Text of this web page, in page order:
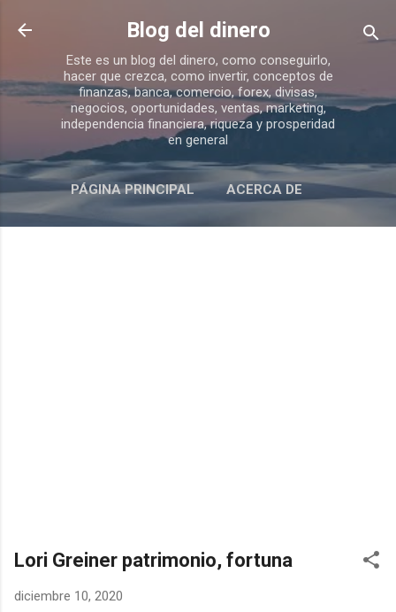
Ir al contenido principal
Blog del dinero
Este es un blog del dinero, como conseguirlo,
hacer que crezca, como invertir, conceptos de
finanzas, banca, comercio, forex, divisas,
negocios, oportunidades, ventas, marketing,
independencia financiera, riqueza y prosperidad
en general
PÁGINA PRINCIPAL ACERCA DE
Lori Greiner patrimonio, fortuna
diciembre 10, 2020